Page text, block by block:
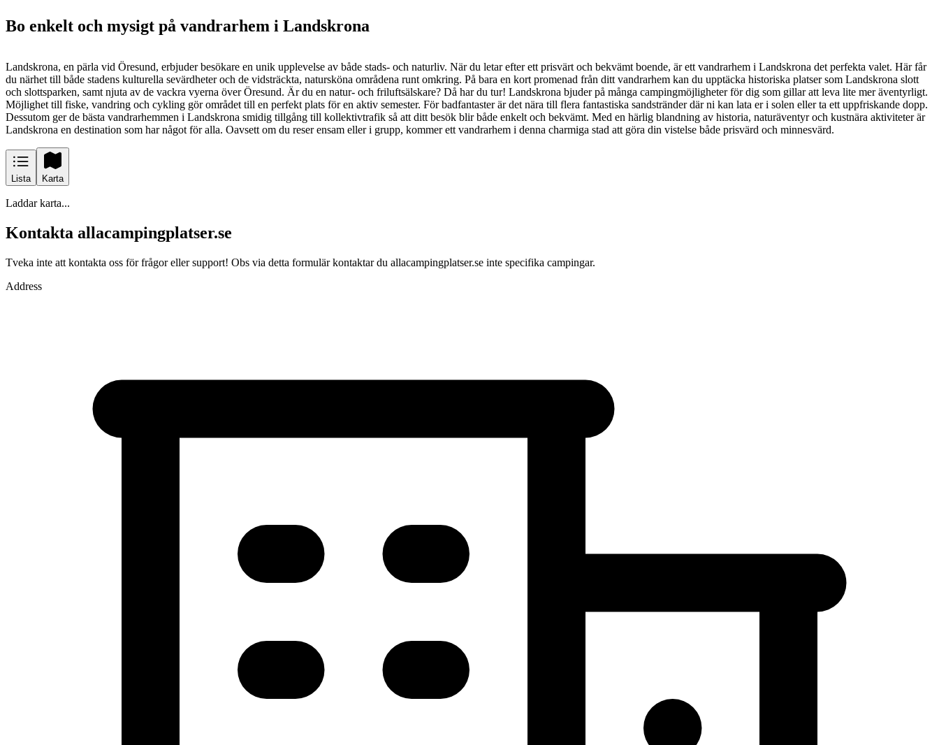
Bo enkelt och mysigt på vandrarhem i Landskrona
Landskrona, en pärla vid Öresund, erbjuder besökare en unik upplevelse av både stads- och naturliv. När du letar efter ett prisvärt och bekvämt boende, är ett vandrarhem i Landskrona det perfekta valet. Här får
du närhet till både stadens kulturella sevärdheter och de vidsträckta, natursköna områdena runt omkring. På bara en kort promenad från ditt vandrarhem kan du upptäcka historiska platser som Landskrona slott
och slottsparken, samt njuta av de vackra vyerna över Öresund. Är du en natur- och friluftsälskare? Då har du tur! Landskrona bjuder på många campingmöjligheter för dig som gillar att leva lite mer äventyrligt.
Möjlighet till fiske, vandring och cykling gör området till en perfekt plats för en aktiv semester. För badfantaster är det nära till flera fantastiska sandstränder där ni kan lata er i solen eller ta ett uppfriskande dopp.
Dessutom ger de bästa vandrarhemmen i Landskrona smidig tillgång till kollektivtrafik så att ditt besök blir både enkelt och bekvämt. Med en härlig blandning av historia, naturäventyr och kustnära aktiviteter är
Landskrona en destination som har något för alla. Oavsett om du reser ensam eller i grupp, kommer ett vandrarhem i denna charmiga stad att göra din vistelse både prisvärd och minnesvärd.
Lista Karta
Laddar karta...
Kontakta allacampingplatser.se
Tveka inte att kontakta oss för frågor eller support! Obs via detta formulär kontaktar du allacampingplatser.se inte specifika campingar.
Address